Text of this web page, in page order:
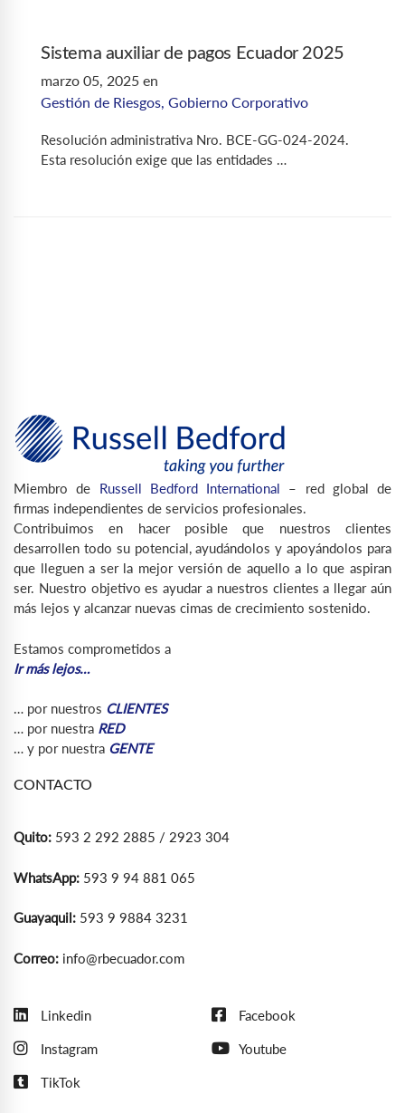
Sistema auxiliar de pagos Ecuador 2025
marzo 05, 2025 en
Gestión de Riesgos, Gobierno Corporativo
Resolución administrativa Nro. BCE-GG-024-2024.
Esta resolución exige que las entidades …
Miembro de Russell Bedford International – red global de
firmas independientes de servicios profesionales.
Contribuimos en hacer posible que nuestros clientes
desarrollen todo su potencial, ayudándolos y apoyándolos para
que lleguen a ser la mejor versión de aquello a lo que aspiran
ser. Nuestro objetivo es ayudar a nuestros clientes a llegar aún
más lejos y alcanzar nuevas cimas de crecimiento sostenido.
Estamos comprometidos a
Ir más lejos…
… por nuestros CLIENTES
… por nuestra RED
… y por nuestra GENTE
CONTACTO
Quito: 593 2 292 2885 / 2923 304
WhatsApp: 593 9 94 881 065
Guayaquil: 593 9 9884 3231
Correo: info@rbecuador.com
Linkedin Facebook
Instagram Youtube
TikTok